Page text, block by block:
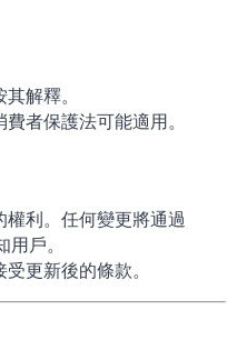
解釋。
者保護法可能適用。
利。任何變更將通過
戶。
更新後的條款。